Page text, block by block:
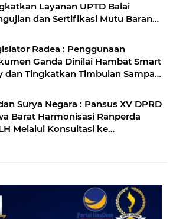
Layanan UPTD Balai
dan Sertifikasi Mutu Barang
Radea : Penggunaan
Ganda Dinilai Hambat Smart
dan Tingkatkan Timbulan Sampah
Surya Negara : Pansus XV DPRD
Barat Harmonisasi Ranperda
Melalui Konsultasi ke